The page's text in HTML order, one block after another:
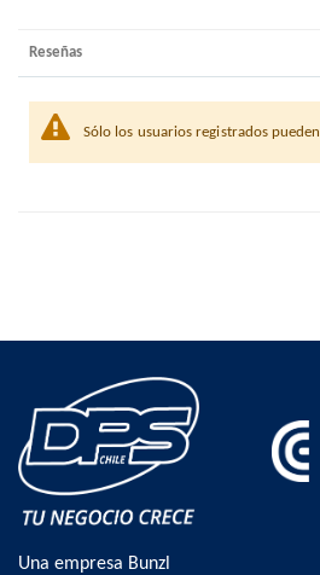
Reseñas
Sólo los usuarios registrados
Una empresa Bunzl